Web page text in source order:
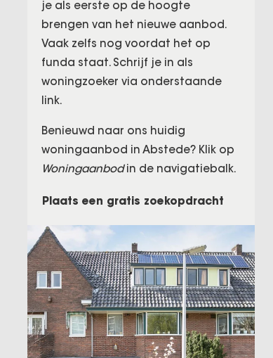
je als eerste op de hoogte
brengen van het nieuwe aanbod.
Vaak zelfs nog voordat het op
funda staat. Schrijf je in als
woningzoeker via onderstaande
link.
Benieuwd naar ons huidig
woningaanbod in Abstede? Klik op
Woningaanbodin de navigatiebalk.
Plaats een gratis zoekopdracht